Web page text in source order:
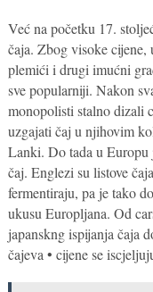
Već na početku 17.
čaja. Zbog visoke
plemići i drugi imućni
sve popularniji. Nakon
monopolisti stalno dizali
uzgajati čaj u njihovim
Lanki. Do tada u Europu
čaj. Englezi su listove
fermentiraju, pa je tako
ukusu Europljana. Od
japanskng ispijanja čaja
čajeva • cijene se